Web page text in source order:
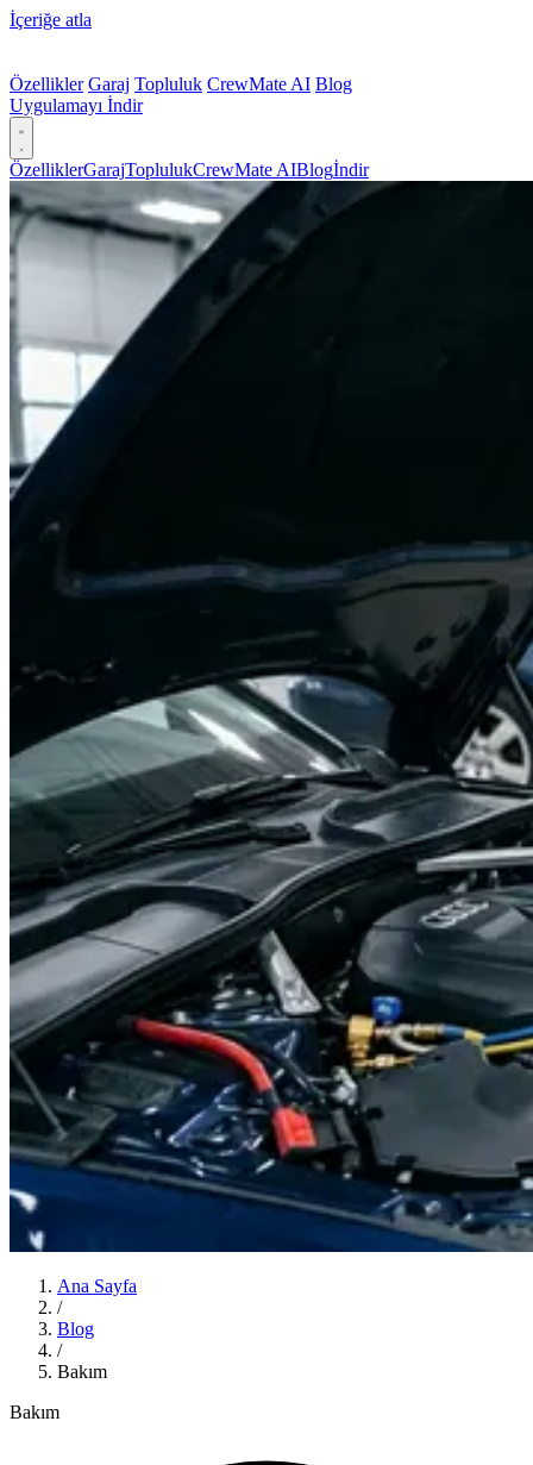
İçeriğe atla
Özellikler Garaj Topluluk CrewMate AI Blog
Uygulamayı İndir
ÖzelliklerGarajToplulukCrewMate AIBlogİndir
Ana Sayfa
/
Blog
/
Bakım
Bakım